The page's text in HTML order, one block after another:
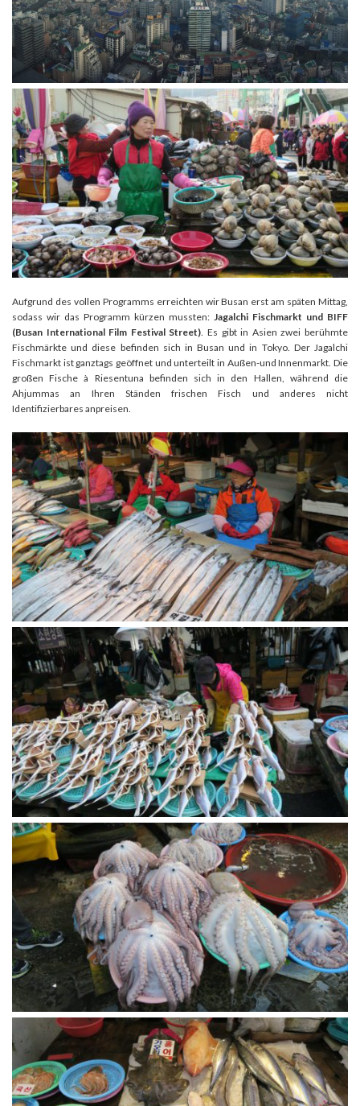
Aufgrund des vollen Programms erreichten wir Busan erst am späten Mittag,
sodass wir das Programm kürzen mussten: Jagalchi Fischmarkt und BIFF
(Busan International Film Festival Street). Es gibt in Asien zwei berühmte
Fischmärkte und diese befinden sich in Busan und in Tokyo. Der Jagalchi
Fischmarkt ist ganztags geöffnet und unterteilt in Außen-und Innenmarkt. Die
großen Fische à Riesentuna befinden sich in den Hallen, während die
Ahjummas an Ihren Ständen frischen Fisch und anderes nicht
Identifizierbares anpreisen.